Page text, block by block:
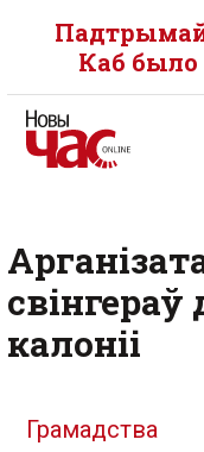
Каб
свінгераў
калоніі
Грамадства